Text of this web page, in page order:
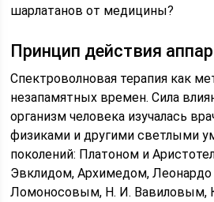
шарлатанов от медицины?
Принцип действия
Спектроволновая терапия как
незапамятных времен. Сила
организм человека изучалась
физиками и другими светлыми
поколений: Платоном и
Эвклидом, Архимедом, Леонардо
Ломоносовым, Н. И. Вавиловым,